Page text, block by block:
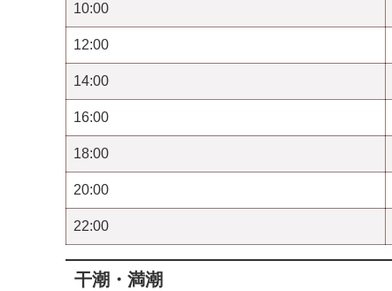
10:00
12:00
14:00
16:00
18:00
20:00
22:00
干潮・満潮